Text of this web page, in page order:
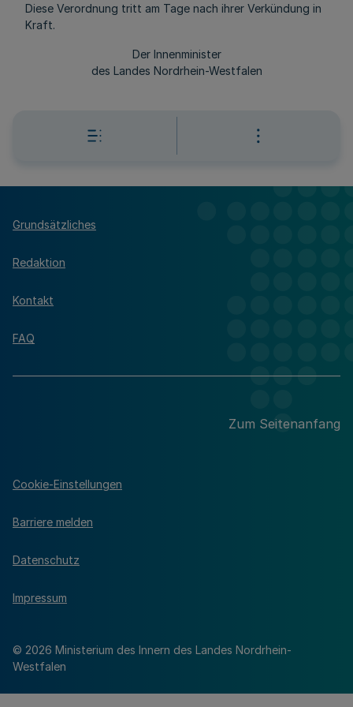
Diese Verordnung tritt am Tage nach ihrer Verkündung in
Kraft.
Der Innenminister
des Landes Nordrhein-Westfalen
Grundsätzliches
Redaktion
Kontakt
FAQ
Zum Seitenanfang
© 2026 Ministerium des Innern des Landes Nordrhein-
Westfalen
Cookie-Einstellungen
Barriere melden
Datenschutz
Impressum